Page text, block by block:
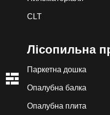
CLT
Лiсопильна
Паркетна дошка
Опалубна балка
Опалубна плита